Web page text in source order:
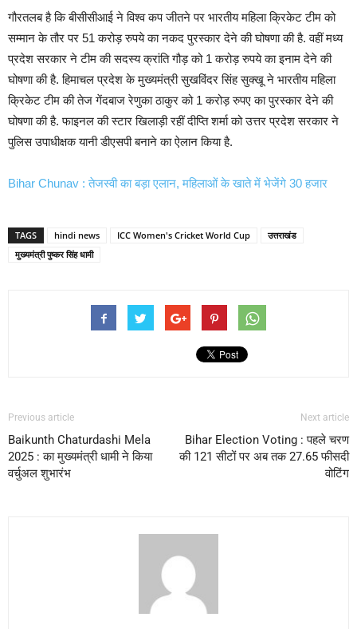
गौरतलब है कि बीसीसीआई ने विश्व कप जीतने पर भारतीय महिला क्रिकेट टीम को
सम्मान के तौर पर 51 करोड़ रुपये का नकद पुरस्कार देने की घोषणा की है. वहीं मध्य
प्रदेश सरकार ने टीम की सदस्य क्रांति गौड़ को 1 करोड़ रुपये का इनाम देने की
घोषणा की है. हिमाचल प्रदेश के मुख्यमंत्री सुखविंदर सिंह सुक्खू ने भारतीय महिला
क्रिकेट टीम की तेज गेंदबाज रेणुका ठाकुर को 1 करोड़ रुपए का पुरस्कार देने की
घोषणा की है. फाइनल की स्टार खिलाड़ी रहीं दीप्ति शर्मा को उत्तर प्रदेश सरकार ने
पुलिस उपाधीक्षक यानी डीएसपी बनाने का ऐलान किया है.
Bihar Chunav : तेजस्वी का बड़ा एलान, महिलाओं के खाते में भेजेंगे 30 हजार
TAGS hindi news ICC Women's Cricket World Cup
उत्तराखंड
मुख्यमंत्री पुष्कर सिंह धामी
Previous article
Baikunth Chaturdashi Mela
2025 : का मुख्यमंत्री धामी ने किया
वर्चुअल शुभारंभ
Next article
Bihar Election Voting : पहले चरण
की 121 सीटों पर अब तक 27.65 फीसदी
वोटिंग